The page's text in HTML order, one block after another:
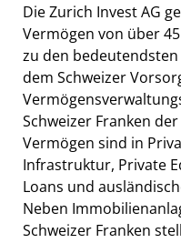
Die Zurich Invest AG
Vermögen von über
zu den
dem Schweizer
Schweizer Franken
Vermögen sind in
Infrastruktur, Private
Loans und
Neben
Schweizer Franken